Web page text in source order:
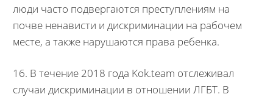
люди часто подвергаются преступлениям на
почве ненависти и дискриминации на рабочем
месте, а также нарушаются права ребенка.
16. В течение 2018 года Kok.team отслеживал
случаи дискриминации в отношении ЛГБТ. В